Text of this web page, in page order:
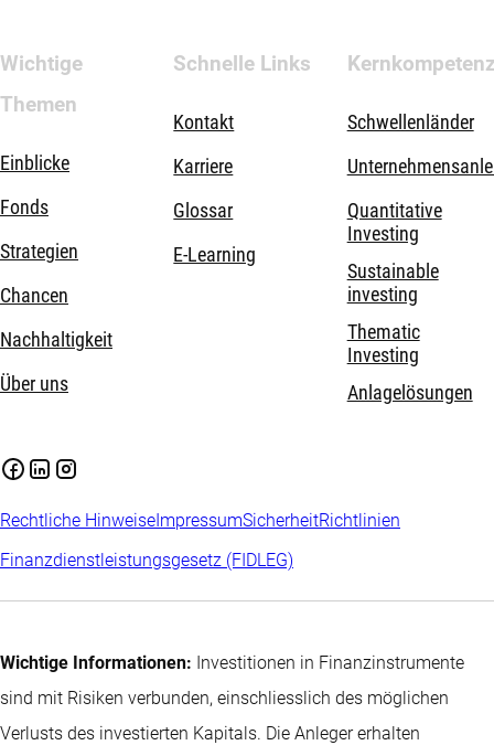
Wichtige
Themen
Einblicke
Fonds
Strategien
Chancen
Nachhaltigkeit
Über uns
Schnelle Links
Kontakt
Karriere
Glossar
E-Learning
Schwellenländer
Quantitative
Investing
Sustainable
investing
Thematic
Investing
Anlagelösungen
Rechtliche HinweiseImpressumSicherheitRichtlinien
Finanzdienstleistungsgesetz (FIDLEG)
Wichtige Informationen: Investitionen in Finanzinstrumente
sind mit Risiken verbunden, einschliesslich des möglichen
Verlusts des investierten Kapitals. Die Anleger erhalten